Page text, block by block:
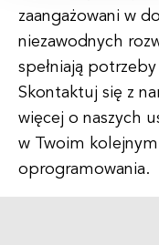
zaangażowani w
niezawodnych
spełniają
Skontaktuj się z
więcej o naszych
w Twoim
oprogramowania.